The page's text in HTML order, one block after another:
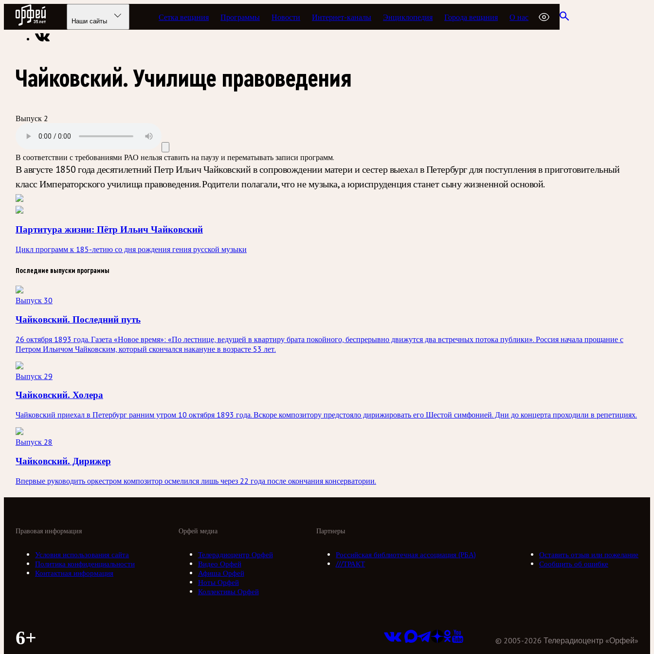
Радио Орфей
Наши сайты Сетка вещания Программы Новости Интернет-каналы Энциклопедия Города вещания О нас
Радио классической музыки «Орфей» Подкасты Партитура жизни: Пётр Ильич Чайковский
Чайковский. Училище правоведения
Выпуск 2
В соответствии с требованиями РАО нельзя ставить на паузу и перематывать записи программ.
В августе 1850 года десятилетний Петр Ильич Чайковский в сопровождении матери и сестер выехал в Петербург для поступления в приготовительный
класс Императорского училища правоведения. Родители полагали, что не музыка, а юриспруденция станет сыну жизненной основой.
Партитура жизни: Пётр Ильич Чайковский
Цикл программ к 185-летию со дня рождения гения русской музыки
Последние выпуски программы
Выпуск 30
Чайковский. Последний путь
26 октября 1893 года. Газета «Новое время»: «По лестнице, ведущей в квартиру брата покойного, беспрерывно движутся два встречных потока публики». Россия начала прощание с
Петром Ильичом Чайковским, который скончался накануне в возрасте 53 лет.
Выпуск 29
Чайковский. Холера
Чайковский приехал в Петербург ранним утром 10 октября 1893 года. Вскоре композитору предстояло дирижировать его Шестой симфонией. Дни до концерта проходили в репетициях.
Выпуск 28
Чайковский. Дирижер
Впервые руководить оркестром композитор осмелился лишь через 22 года после окончания консерватории.
Орфей медиа
Телерадиоцентр Орфей
Видео Орфей
Афиша Орфей
Ноты Орфей
Коллективы Орфей
Партнеры
Российская библиотечная ассоциация (РБА)
///ТРАКТ
Правовая информация
Условия использования сайта
Политика конфиденциальности
Контактная информация
Оставить отзыв или пожелание
Сообщить об ошибке
6+ © 2005-2026 Телерадиоцентр «Орфей»